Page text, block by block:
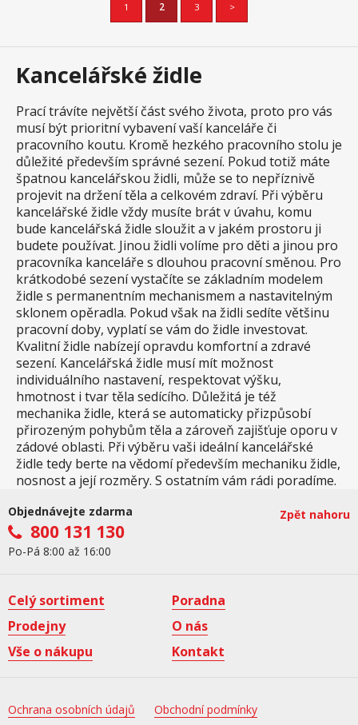
1 2 3 >
Kancelářské židle
Prací trávíte největší část svého života, proto pro vás
musí být prioritní vybavení vaší kanceláře či
pracovního koutu. Kromě hezkého pracovního stolu je
důležité především správné sezení. Pokud totiž máte
špatnou kancelářskou židli, může se to nepříznivě
projevit na držení těla a celkovém zdraví. Při výběru
kancelářské židle vždy musíte brát v úvahu, komu
bude kancelářská židle sloužit a v jakém prostoru ji
budete používat. Jinou židli volíme pro děti a jinou pro
pracovníka kanceláře s dlouhou pracovní směnou. Pro
krátkodobé sezení vystačíte se základním modelem
židle s permanentním mechanismem a nastavitelným
sklonem opěradla. Pokud však na židli sedíte většinu
pracovní doby, vyplatí se vám do židle investovat.
Kvalitní židle nabízejí opravdu komfortní a zdravé
sezení. Kancelářská židle musí mít možnost
individuálního nastavení, respektovat výšku,
hmotnost i tvar těla sedícího. Důležitá je též
mechanika židle, která se automaticky přizpůsobí
přirozeným pohybům těla a zároveň zajišťuje oporu v
zádové oblasti. Při výběru vaši ideální kancelářské
židle tedy berte na vědomí především mechaniku židle,
nosnost a její rozměry. S ostatním vám rádi poradíme.
Objednávejte zdarma
800 131 130
Po-Pá 8:00 až 16:00
Zpět nahoru
Celý sortiment
Poradna
Prodejny
O nás
Vše o nákupu
Kontakt
Ochrana osobních údajů Obchodní podmínky